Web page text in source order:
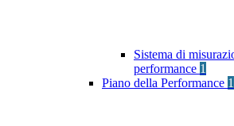
Sistema di
performance 1
Piano della Performance 1